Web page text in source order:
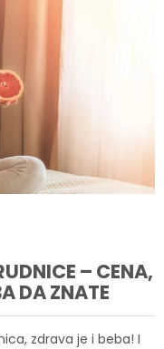
– CENA,
DA ZNATE
zdrava je i beba! I